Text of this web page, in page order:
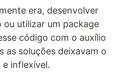
era, desenvolver
ou utilizar um package
código com o auxílio
as soluções deixavam o
inflexível.